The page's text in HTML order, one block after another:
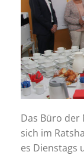
Das Büro
sich im
es Dienstags